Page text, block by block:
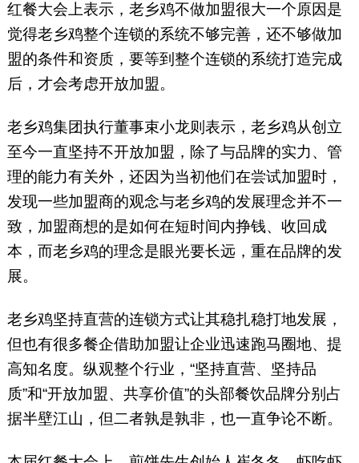
红餐大会上表示，老乡鸡不做加盟很大一个原因是
觉得老乡鸡整个连锁的系统不够完善，还不够做加
盟的条件和资质，要等到整个连锁的系统打造完成
后，才会考虑开放加盟。
老乡鸡集团执行董事束小龙则表示，老乡鸡从创立
至今一直坚持不开放加盟，除了与品牌的实力、管
理的能力有关外，还因为当初他们在尝试加盟时，
发现一些加盟商的观念与老乡鸡的发展理念并不一
致，加盟商想的是如何在短时间内挣钱、收回成
本，而老乡鸡的理念是眼光要长远，重在品牌的发
展。
老乡鸡坚持直营的连锁方式让其稳扎稳打地发展，
但也有很多餐企借助加盟让企业迅速跑马圈地、提
高知名度。纵观整个行业，“坚持直营、坚持品
质”和“开放加盟、共享价值”的头部餐饮品牌分别占
据半壁江山，但二者孰是孰非，也一直争论不断。